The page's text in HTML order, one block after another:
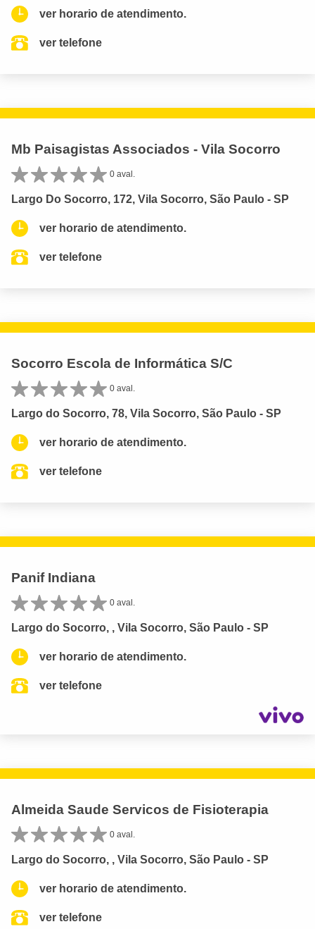
ver horario de atendimento.
ver telefone
Mb Paisagistas Associados - Vila Socorro
0 aval.
Largo Do Socorro, 172, Vila Socorro, São Paulo - SP
ver horario de atendimento.
ver telefone
Socorro Escola de Informática S/C
0 aval.
Largo do Socorro, 78, Vila Socorro, São Paulo - SP
ver horario de atendimento.
ver telefone
Panif Indiana
0 aval.
Largo do Socorro, , Vila Socorro, São Paulo - SP
ver horario de atendimento.
ver telefone
Almeida Saude Servicos de Fisioterapia
0 aval.
Largo do Socorro, , Vila Socorro, São Paulo - SP
ver horario de atendimento.
ver telefone